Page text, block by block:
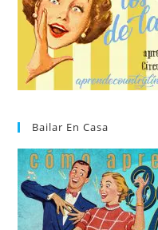
Bailar En Casa